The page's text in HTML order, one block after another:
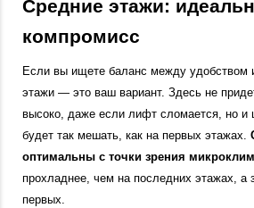
Средние этажи:
компромисс
Если вы ищете баланс между удобством
этажи — это ваш вариант. Здесь не
высоко, даже если лифт сломается, но
будет так мешать, как на первых этажах.
оптимальны с точки зрения
прохладнее, чем на последних этажах, а
первых.